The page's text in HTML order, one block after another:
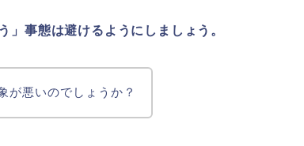
」事態は避けるようにしましょう。
が悪いのでしょうか？